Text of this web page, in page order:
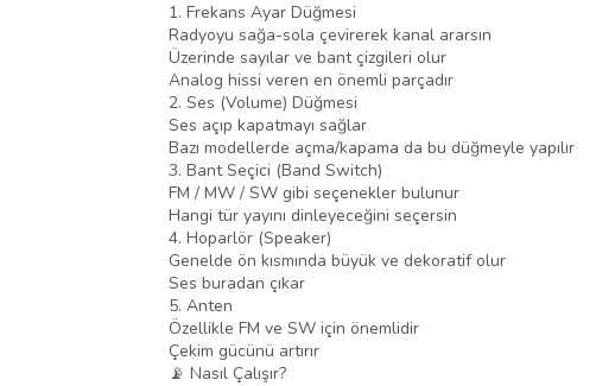
1. Frekans Ayar Düğmesi
Radyoyu sağa-sola çevirerek kanal ararsın
Üzerinde sayılar ve bant çizgileri olur
Analog hissi veren en önemli parçadır
2. Ses (Volume) Düğmesi
Ses açıp kapatmayı sağlar
Bazı modellerde açma/kapama da bu düğmeyle yapılır
3. Bant Seçici (Band Switch)
FM / MW / SW gibi seçenekler bulunur
Hangi tür yayını dinleyeceğini seçersin
4. Hoparlör (Speaker)
Genelde ön kısmında büyük ve dekoratif olur
Ses buradan çıkar
5. Anten
Özellikle FM ve SW için önemlidir
Çekim gücünü artırır
📡 Nasıl Çalışır?